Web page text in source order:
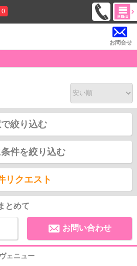
0
お問合せ
絞り込む
件を絞り込む
リクエスト
とめて
お問い合わせ
ェニュー